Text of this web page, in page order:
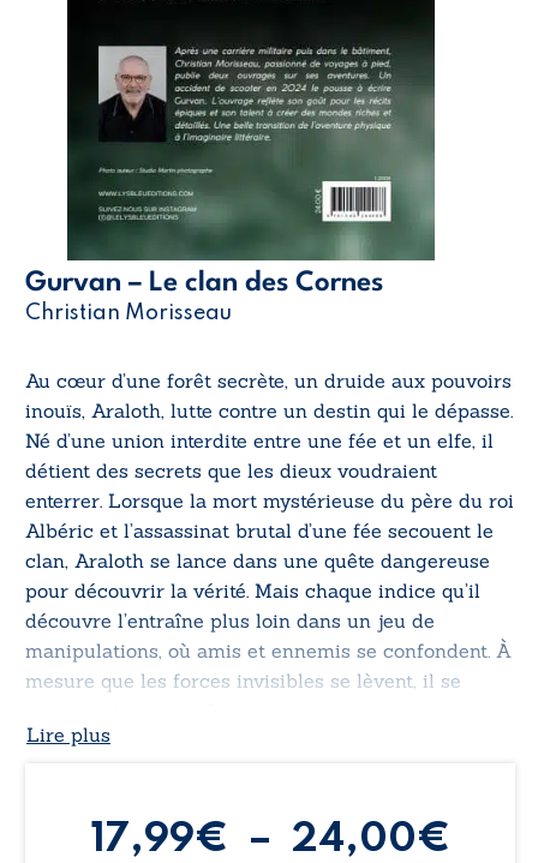
Gurvan – Le clan des Cornes
Christian Morisseau
Au cœur d’une forêt secrète, un druide aux pouvoirs
inouïs, Araloth, lutte contre un destin qui le dépasse.
Né d’une union interdite entre une fée et un elfe, il
détient des secrets que les dieux voudraient
enterrer. Lorsque la mort mystérieuse du père du roi
Albéric et l’assassinat brutal d’une fée secouent le
clan, Araloth se lance dans une quête dangereuse
pour découvrir la vérité. Mais chaque indice qu’il
découvre l’entraîne plus loin dans un jeu de
manipulations, où amis et ennemis se confondent. À
mesure que les forces invisibles se lèvent, il se
puissances divines ou risquer tout pour sa liberté.
pour percer les mystères du clan des Cornes ?
Lire plus
17,99€ – 24,00€